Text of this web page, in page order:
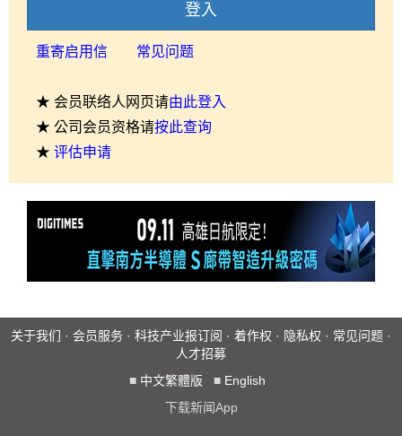
登入
重寄启用信 常见问题
★ 会员联络人网页请由此登入
★ 公司会员资格请按此查询
★ 评估申请
关于我们 · 会员服务 · 科技产业报订阅 · 着作权 · 隐私权 · 常见问题 ·
人才招募
■ 中文繁體版 ■ English
下载新闻App